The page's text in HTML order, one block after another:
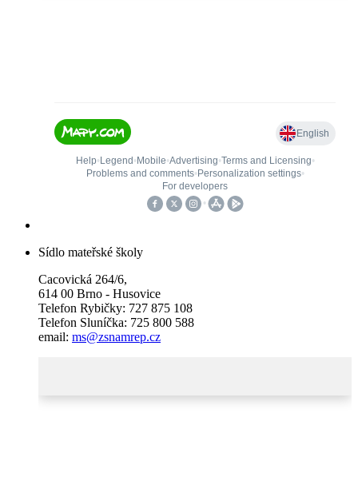
Sídlo mateřské školy
Cacovická 264/6,
614 00 Brno - Husovice
Telefon Rybičky: 727 875 108
Telefon Sluníčka: 725 800 588
email: ms@zsnamrep.cz